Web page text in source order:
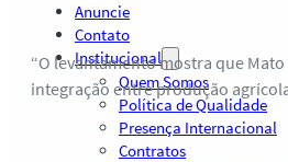
Anuncie
Contato
Institucional
Quem Somos
Política de Qualidade
Presença Internacional
Contratos
“O levantamento mostra que
integração entre produção